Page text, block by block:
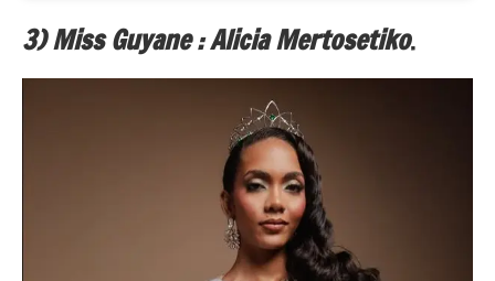
3) Miss Guyane : Alicia Mertosetiko.